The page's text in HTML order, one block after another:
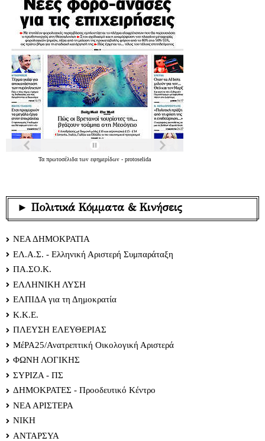
Τα πρωτοσέλιδα των εφημερίδων - protoselida
► Πολιτικά Κόμματα & Κινήσεις
ΝΕΑ ΔΗΜΟΚΡΑΤΙΑ
ΕΛ.Α.Σ. - Ελληνική Αριστερή Συμπαράταξη
ΠΑ.ΣΟ.Κ.
ΕΛΛΗΝΙΚΗ ΛΥΣΗ
ΕΛΠΙΔΑ για τη Δημοκρατία
Κ.Κ.Ε.
ΠΛΕΥΣΗ ΕΛΕΥΘΕΡΙΑΣ
ΜέΡΑ25/Ανατρεπτική Οικολογική Αριστερά
ΦΩΝΗ ΛΟΓΙΚΗΣ
ΣΥΡΙΖΑ - ΠΣ
ΔΗΜΟΚΡΑΤΕΣ - Προοδευτικό Κέντρο
ΝΕΑ ΑΡΙΣΤΕΡΑ
ΝΙΚΗ
ΑΝΤΑΡΣΥΑ